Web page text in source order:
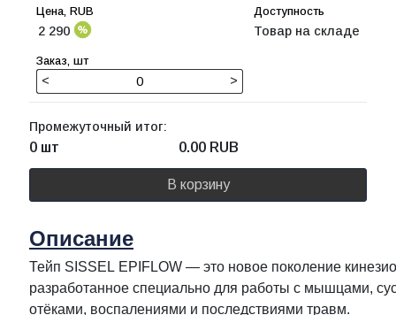
2 290 Товар на складе
< >
Промежуточный итог:
0 шт 0.00 RUB
В корзину
Описание
Тейп SISSEL EPIFLOW — это новое поколение
разработанное специально для работы с мышцами,
отёками, воспалениями и последствиями травм.